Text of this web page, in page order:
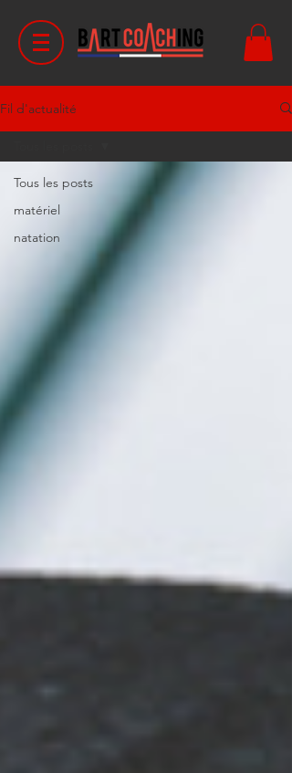
Fil d'actualité
Tous les posts
matériel
natation